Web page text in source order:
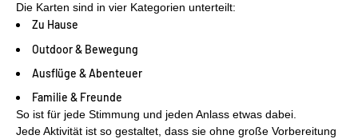
Die Karten sind in vier Kategorien unterteilt:
Zu Hause
Outdoor & Bewegung
Ausflüge & Abenteuer
Familie & Freunde
So ist für jede Stimmung und jeden Anlass etwas dabei.
Jede Aktivität ist so gestaltet, dass sie ohne große Vorbereitung